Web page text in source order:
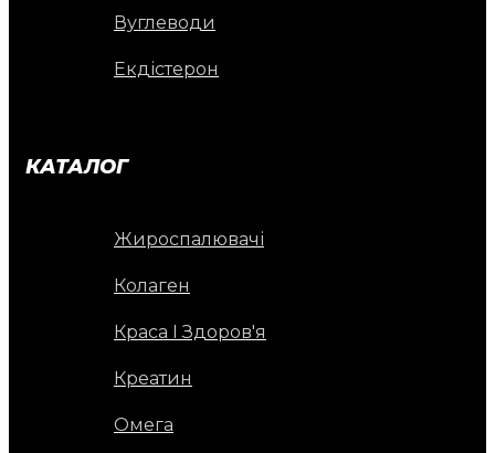
Вуглеводи
Екдістерон
КАТАЛОГ
Жироспалювачі
Колаген
Краса І Здоров'я
Креатин
Омега